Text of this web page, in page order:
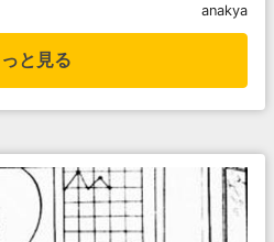
anakya
っと見る